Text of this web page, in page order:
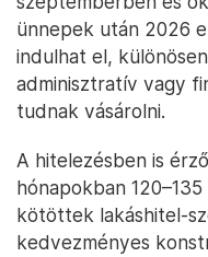
ünnepek után 2026
indulhat el,
adminisztratív vagy
tudnak vásárolni.
A hitelezésben is
hónapokban
kötöttek lakáshitel-
kedvezményes